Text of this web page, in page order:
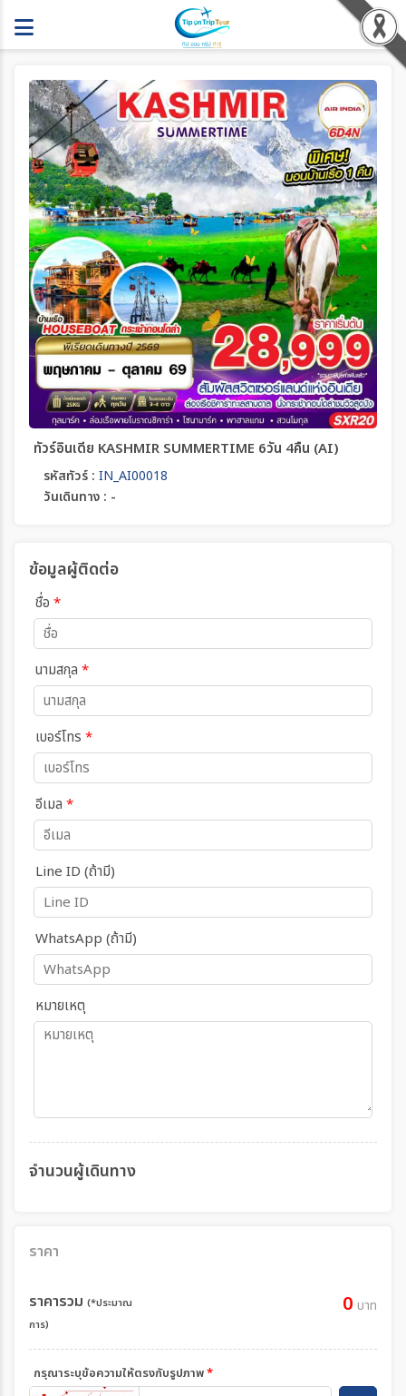
ทัวร์อินเดีย KASHMIR SUMMERTIME 6วัน 4คืน (AI)
รหัสทัวร์ : IN_AI00018
วันเดินทาง : -
ข้อมูลผู้ติดต่อ
ชื่อ *
นามสกุล *
เบอร์โทร *
อีเมล *
Line ID (ถ้ามี)
WhatsApp (ถ้ามี)
หมายเหตุ
จำนวนผู้เดินทาง
ราคา
ราคารวม (*ประมาณ
การ)
0 บาท
กรุณาระบุข้อความให้ตรงกับรูปภาพ*